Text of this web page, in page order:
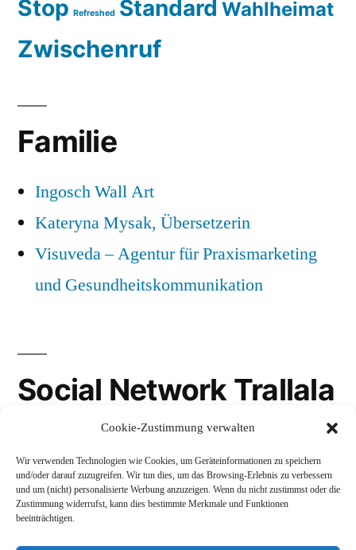
Cookie-Zustimmung verwalten
Wir verwenden Technologien wie Cookies, um Geräteinformationen zu speichern
und/oder darauf zuzugreifen. Wir tun dies, um das Browsing-Erlebnis zu verbessern
und um (nicht) personalisierte Werbung anzuzeigen. Wenn du nicht zustimmst oder die
Zustimmung widerrufst, kann dies bestimmte Merkmale und Funktionen
beeinträchtigen.
Stop Refreshed Standard Wahlheimat
Zwischenruf
Familie
Ingosch Wall Art
Kateryna Mysak, Übersetzerin
Visuveda – Agentur für Praxismarketing
und Gesundheitskommunikation
Social Network Trallala
LinkedIn
Mastodon